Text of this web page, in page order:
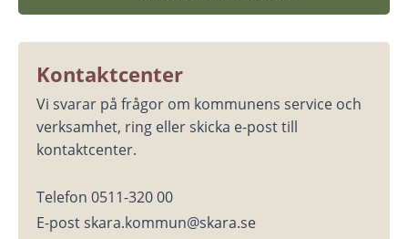
Kontaktcenter
Vi svarar på frågor om kommunens service och
verksamhet, ring eller skicka e-post till
kontaktcenter.
Telefon 0511-320 00
E-post skara.kommun@skara.se